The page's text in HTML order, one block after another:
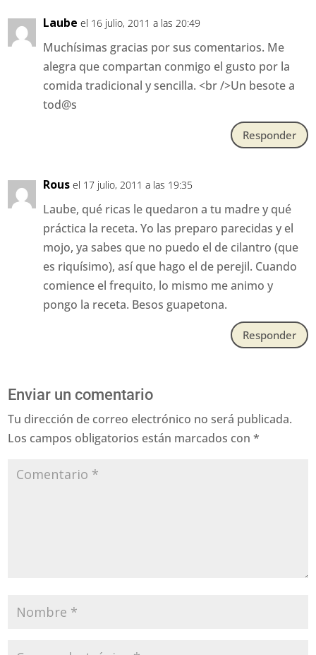
Laube el 16 julio, 2011 a las 20:49
Muchísimas gracias por sus comentarios. Me
alegra que compartan conmigo el gusto por la
comida tradicional y sencilla. <br />Un besote a
tod@s
Responder
Rous el 17 julio, 2011 a las 19:35
Laube, qué ricas le quedaron a tu madre y qué
práctica la receta. Yo las preparo parecidas y el
mojo, ya sabes que no puedo el de cilantro (que
es riquísimo), así que hago el de perejil. Cuando
comience el frequito, lo mismo me animo y
pongo la receta. Besos guapetona.
Responder
Enviar un comentario
Tu dirección de correo electrónico no será publicada.
Los campos obligatorios están marcados con*